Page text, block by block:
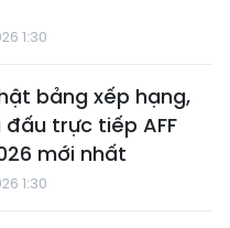
1:30
bảng xếp hạng,
đấu trực tiếp AFF
mới nhất
1:30